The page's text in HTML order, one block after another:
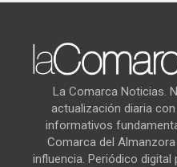
La Comarca Noticias.
actualización diaria
informativos
Comarca del
influencia. Periódico digital